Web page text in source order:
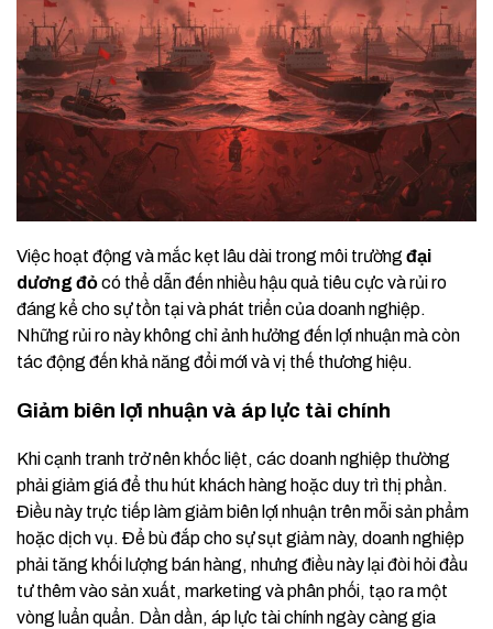
Việc hoạt động và mắc kẹt lâu dài trong môi trường đại
dương đỏcó thể dẫn đến nhiều hậu quả tiêu cực và rủi ro
đáng kể cho sự tồn tại và phát triển của doanh nghiệp.
Những rủi ro này không chỉ ảnh hưởng đến lợi nhuận mà còn
tác động đến khả năng đổi mới và vị thế thương hiệu.
Giảm biên lợi nhuận và áp lực tài chính
Khi cạnh tranh trở nên khốc liệt, các doanh nghiệp thường
phải giảm giá để thu hút khách hàng hoặc duy trì thị phần.
Điều này trực tiếp làm giảm biên lợi nhuận trên mỗi sản phẩm
hoặc dịch vụ. Để bù đắp cho sự sụt giảm này, doanh nghiệp
phải tăng khối lượng bán hàng, nhưng điều này lại đòi hỏi đầu
tư thêm vào sản xuất, marketing và phân phối, tạo ra một
vòng luẩn quẩn. Dần dần, áp lực tài chính ngày càng gia